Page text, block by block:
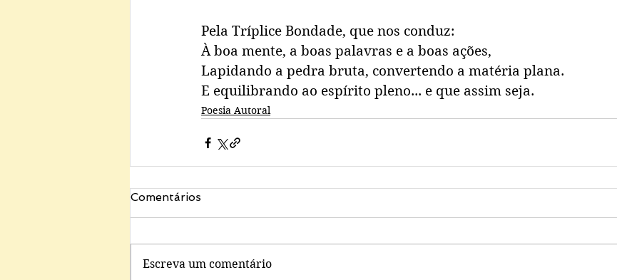
Pela Tríplice Bondade, que nos conduz:
À boa mente, a boas palavras e a boas ações,
Lapidando a pedra bruta, convertendo a matéria plana.
E equilibrando ao espírito pleno... e que assim seja.
Poesia Autoral
Comentários
Escreva um comentário